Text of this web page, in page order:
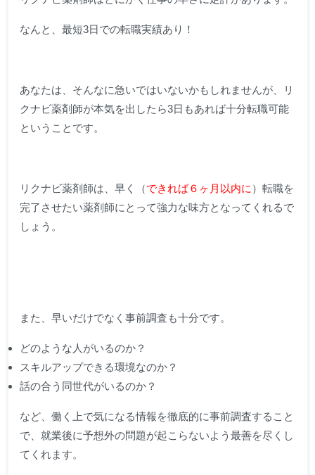
なんと、最短3日での転職実績あり！
あなたは、そんなに急いではいないかもしれませんが、リ
クナビ薬剤師が本気を出したら3日もあれば十分転職可能
ということです。
リクナビ薬剤師は、早く（できれば６ヶ月以内に）転職を
完了させたい薬剤師にとって強力な味方となってくれるで
しょう。
また、早いだけでなく事前調査も十分です。
どのような人がいるのか？
スキルアップできる環境なのか？
話の合う同世代がいるのか？
など、働く上で気になる情報を徹底的に事前調査すること
で、就業後に予想外の問題が起こらないよう最善を尽くし
てくれます。